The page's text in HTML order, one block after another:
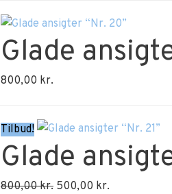
Glade
800,00 kr.
Tilbud!
Glade
800,00kr. Den
500,00 kr.